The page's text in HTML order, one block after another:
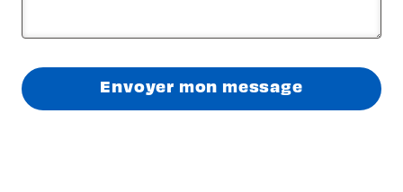
Envoyer mon message